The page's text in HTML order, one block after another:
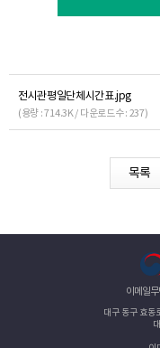
전시관평일단체시간표.jpg
(용량 : 714.3K / 다운로드수 : 237)
목록
이메일
대구 동구 효